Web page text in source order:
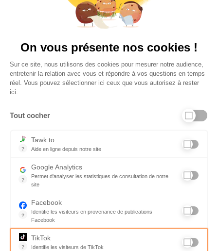
Plus de 650 Avis
FAQ - réponses à vos questions
Conditions Générales de Service
Charte qualité
On vous présente nos cookies !
Sur ce site, nous utilisons des cookies pour mesurer notre audience,
entretenir la relation avec vous et répondre à vos questions en temps
réel. Vous pouvez sélectionner ici ceux que vous autorisez à rester
ici.
Tout cocher
?
Tawk.to
Aide en ligne depuis notre site
?
Google Analytics
Permet d'analyser les statistiques de consultation de notre
site
?
Facebook
Identifie les visiteurs en provenance de publications
Facebook
Parce que vous ne venez pas tous les jours sur notre site, ce
?
TikTok
Identifie les visiteurs de TikTok